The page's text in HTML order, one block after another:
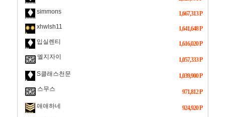
simmons
1,667,313 P
xhwlsh11
1,641,648 P
입실렌티
1,616,020 P
엘지자이
1,057,333 P
S클래스천문
1,039,900 P
스무스
971,812 P
애애하네
924,920 P